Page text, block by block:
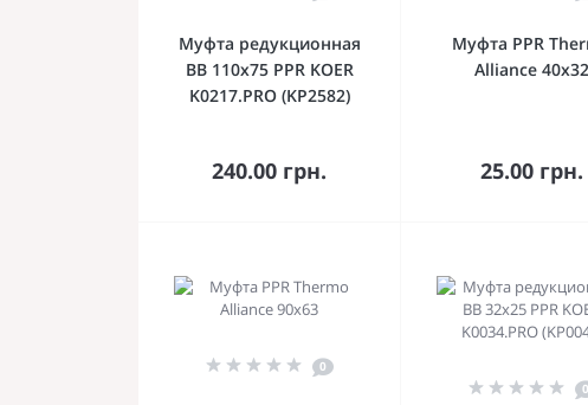
Муфта редукционная
ВВ 110x75 PPR KOER
K0217.PRO (KP2582)
240.00 грн.
В корзину
Муфта PPR
Alliance 40х32
25.00 грн.
В корзину
0
0